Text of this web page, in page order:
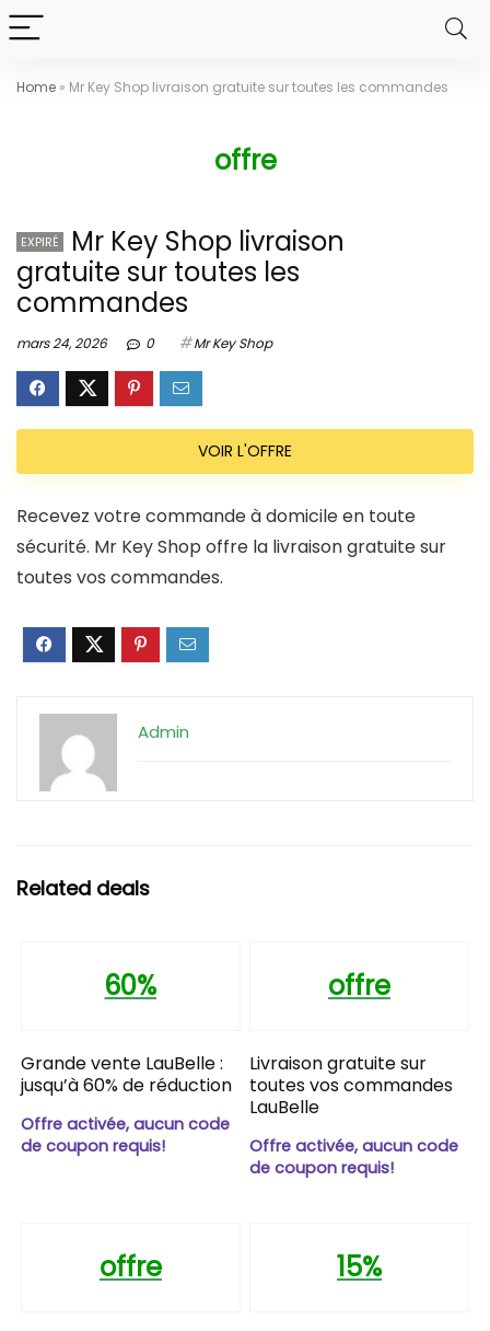
Home » Mr Key Shop livraison gratuite sur toutes les commandes
offre
EXPIRÉ
Mr Key Shop livraison
gratuite sur toutes les
commandes
mars 24, 2026 0 Mr Key Shop
VOIR L'OFFRE
Recevez votre commande à domicile en toute
sécurité. Mr Key Shop offre la livraison gratuite sur
toutes vos commandes.
Admin
Related deals
60%
Grande vente LauBelle :
jusqu’à 60% de réduction
Offre activée, aucun code
de coupon requis!
offre
Livraison gratuite sur
toutes vos commandes
LauBelle
Offre activée, aucun code
de coupon requis!
offre 15%